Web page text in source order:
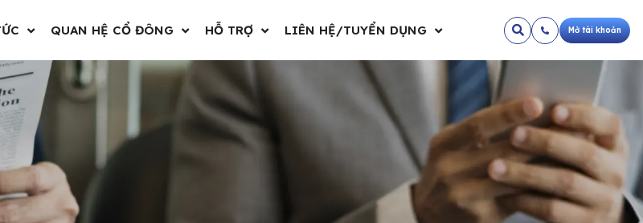
QUAN HỆ CỔ ĐÔNG HỖ TRỢ LIÊN HỆ/TUYỂN DỤNG Mở tài khoản